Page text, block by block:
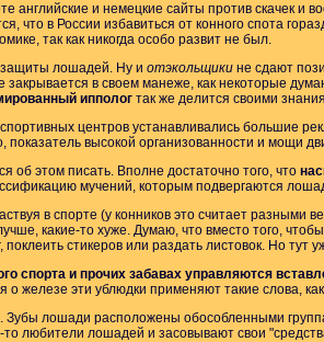
и немецкие сайты против скачек и
в России избавиться от конного спота
так как никогда особо развит не был.
защиты лошадей. Ну и отэкольщики не сдают
в своем манеже, как некоторые
ипполог так же делится своими
центров устанавливались большие
показатель высокой организованности и мощи
об этом писать. Вполне достаточно того, что
мучений, которым подвергаются
в спорте (у конников это считает разными
какие-то хуже. Думаю, что вместо того,
стикеров или раздать листовок. Но тут
спорта и прочих забавах управляются
о железе эти ублюдки применяют такие слова,
Зубы лошади расположены обособленными
любители лошадей и засовывают свои